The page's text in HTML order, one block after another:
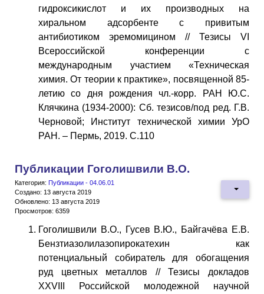
гидроксикислот и их производных на
хиральном адсорбенте с привитым
антибиотиком эремомицином // Тезисы VI
Всероссийской конференции с
международным участием «Техническая
химия. От теории к практике», посвященной 85-
летию со дня рождения чл.-корр. РАН Ю.С.
Клячкина (1934-2000): Сб. тезисов/под ред. Г.В.
Черновой; Институт технической химии УрО
РАН. – Пермь, 2019. С.110
Публикации Гоголишвили В.О.
Категория: Публикации - 04.06.01
Создано: 13 августа 2019
Обновлено: 13 августа 2019
Просмотров: 6359
Гоголишвили В.О., Гусев В.Ю., Байгачёва Е.В.
Бензтиазолилазопирокатехин как
потенциальный собиратель для обогащения
руд цветных металлов // Тезисы докладов
XXVIII Российской молодежной научной